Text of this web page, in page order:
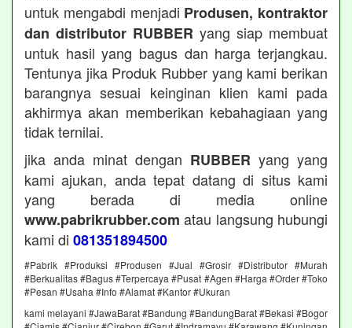
untuk mengabdi menjadi Produsen, kontraktor
dan distributor RUBBER yang siap membuat
untuk hasil yang bagus dan harga terjangkau.
Tentunya jika Produk Rubber yang kami berikan
barangnya sesuai keinginan klien kami pada
akhirmya akan memberikan kebahagiaan yang
tidak ternilai.
jika anda minat dengan RUBBER yang yang
kami ajukan, anda tepat datang di situs kami
yang berada di media online
www.pabrikrubber.com atau langsung hubungi
kami di 081351894500
#Pabrik #Produksi #Produsen #Jual #Grosir #Distributor #Murah
#Berkualitas #Bagus #Terpercaya #Pusat #Agen #Harga #Order #Toko
#Pesan #Usaha #Info #Alamat #Kantor #Ukuran
kami melayani #JawaBarat #Bandung #BandungBarat #Bekasi #Bogor